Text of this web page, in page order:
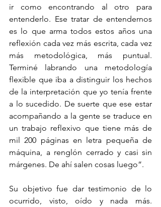
ir como encontrando al otro para
entenderlo. Ese tratar de entendernos
es lo que arma todos estos años una
reflexión cada vez más escrita, cada vez
más metodológica, más puntual.
Terminé labrando una metodología
flexible que iba a distinguir los hechos
de la interpretación que yo tenía frente
a lo sucedido. De suerte que ese estar
acompañando a la gente se traduce en
un trabajo reflexivo que tiene más de
mil 200 páginas en letra pequeña de
máquina, a renglón cerrado y casi sin
márgenes. De ahí salen cosas luego”.
Su objetivo fue dar testimonio de lo
ocurrido, visto, oído y nada más.